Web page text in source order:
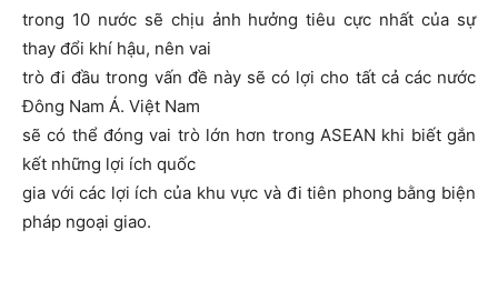
trong 10 nước sẽ chịu ảnh hưởng tiêu cực nhất của sự
thay đổi khí hậu, nên vai
trò đi đầu trong vấn đề này sẽ có lợi cho tất cả các nước
Đông Nam Á. Việt Nam
sẽ có thể đóng vai trò lớn hơn trong ASEAN khi biết gắn
kết những lợi ích quốc
gia với các lợi ích của khu vực và đi tiên phong bằng biện
pháp ngoại giao.